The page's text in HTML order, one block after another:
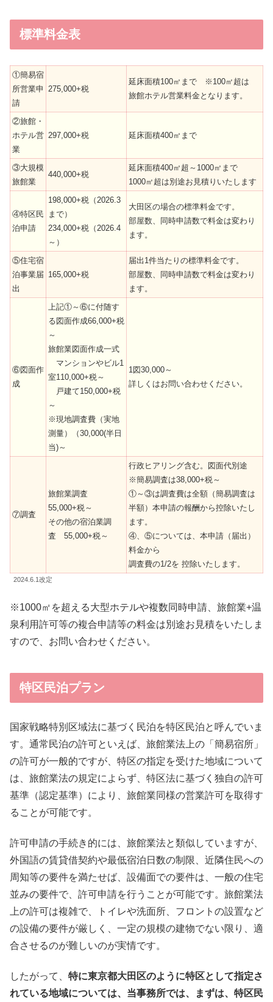
標準料金表
①簡易宿
所営業申
請
275,000+税
延床面積100㎡まで ※100㎡超は
旅館ホテル営業料金となります。
②旅館・
ホテル営
業
297,000+税 延床面積400㎡まで
③大規模
旅館業
440,000+税
延床面積400㎡超～1000㎡まで
1000㎡超は別途お見積りいたします
④特区民
泊申請
198,000+税（2026.3
まで）
234,000+税（2026.4
～）
大田区の場合の標準料金です。
部屋数、同時申請数で料金は変わり
ます。
⑤住宅宿
泊事業届
出
165,000+税
届出1件当たりの標準料金です。
部屋数、同時申請数で料金は変わり
ます。
⑥図面作
成
上記①～⑥に付随す
る図面作成66,000+税
～
旅館業図面作成一式
マンションやビル1
室110,000+税～
戸建て150,000+税
～
※現地調査費（実地
測量）（30,000(半日
当)～
1図30,000～
詳しくはお問い合わせください。
⑦調査
旅館業調査
55,000+税～
その他の宿泊業調
査 55,000+税～
行政ヒアリング含む。図面代別途
※簡易調査は38,000+税～
①～③は調査費は全額（簡易調査は
半額）本申請の報酬から控除いたし
ます。
④、⑤については、本申請（届出）
料金から
調査費の1/2を 控除いたします。
2024.6.1改定
※1000㎡を超える大型ホテルや複数同時申請、旅館業+温
泉利用許可等の複合申請等の料金は別途お見積をいたしま
すので、お問い合わせください。
特区民泊プラン
国家戦略特別区域法に基づく民泊を特区民泊と呼んでいま
す。通常民泊の許可といえば、旅館業法上の「簡易宿所」
の許可が一般的ですが、特区の指定を受けた地域について
は、旅館業法の規定によらず、特区法に基づく独自の許可
基準（認定基準）により、旅館業同様の営業許可を取得す
ることが可能です。
許可申請の手続き的には、旅館業法と類似していますが、
外国語の賃貸借契約や最低宿泊日数の制限、近隣住民への
周知等の要件を満たせば、設備面での要件は、一般の住宅
並みの要件で、許可申請を行うことが可能です。旅館業法
上の許可は複雑で、トイレや洗面所、フロントの設置など
の設備の要件が厳しく、一定の規模の建物でない限り、適
合させるのが難しいのが実情です。
したがって、 特に東京都大田区のように特区として指定さ
れている地域については、当事務所では、まずは、特区民